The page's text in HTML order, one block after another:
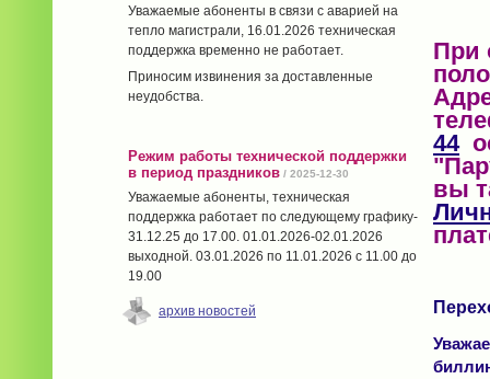
Уважаемые абоненты в связи с аварией на
тепло магистрали, 16.01.2026 техническая
поддержка временно не работает.
Приносим извинения за доставленные
неудобства.
Режим работы технической поддержки
в период праздников / 2025-12-30
Уважаемые абоненты, техническая
поддержка работает по следующему графику-
31.12.25 до 17.00. 01.01.2026-02.01.2026
выходной. 03.01.2026 по 11.01.2026 с 11.00 до
19.00
архив новостей
При
44
вы